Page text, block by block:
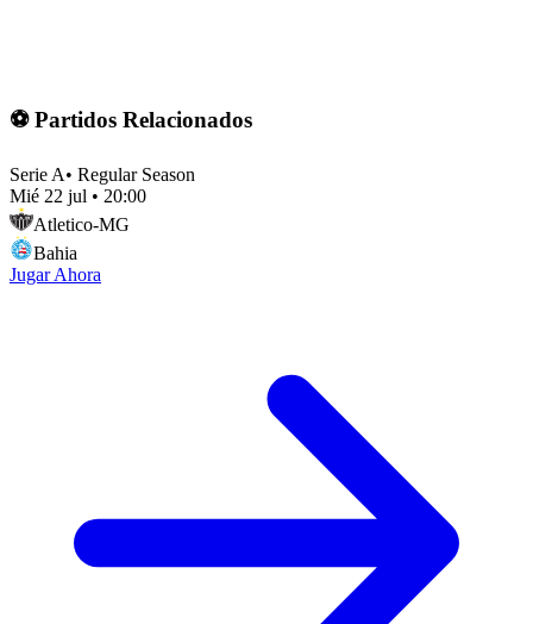
⚽ Partidos Relacionados
Serie A• Regular Season
Mié 22 jul • 20:00
Atletico-MG
Bahia
Jugar Ahora